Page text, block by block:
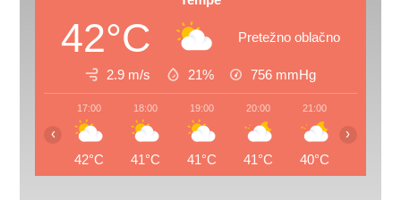
42°C Pretežno oblačno
2.9 m/s 21% 756 mmHg
17:00
42°C
18:00
41°C
19:00
41°C
20:00
41°C
21:00
40°C
‹ ›